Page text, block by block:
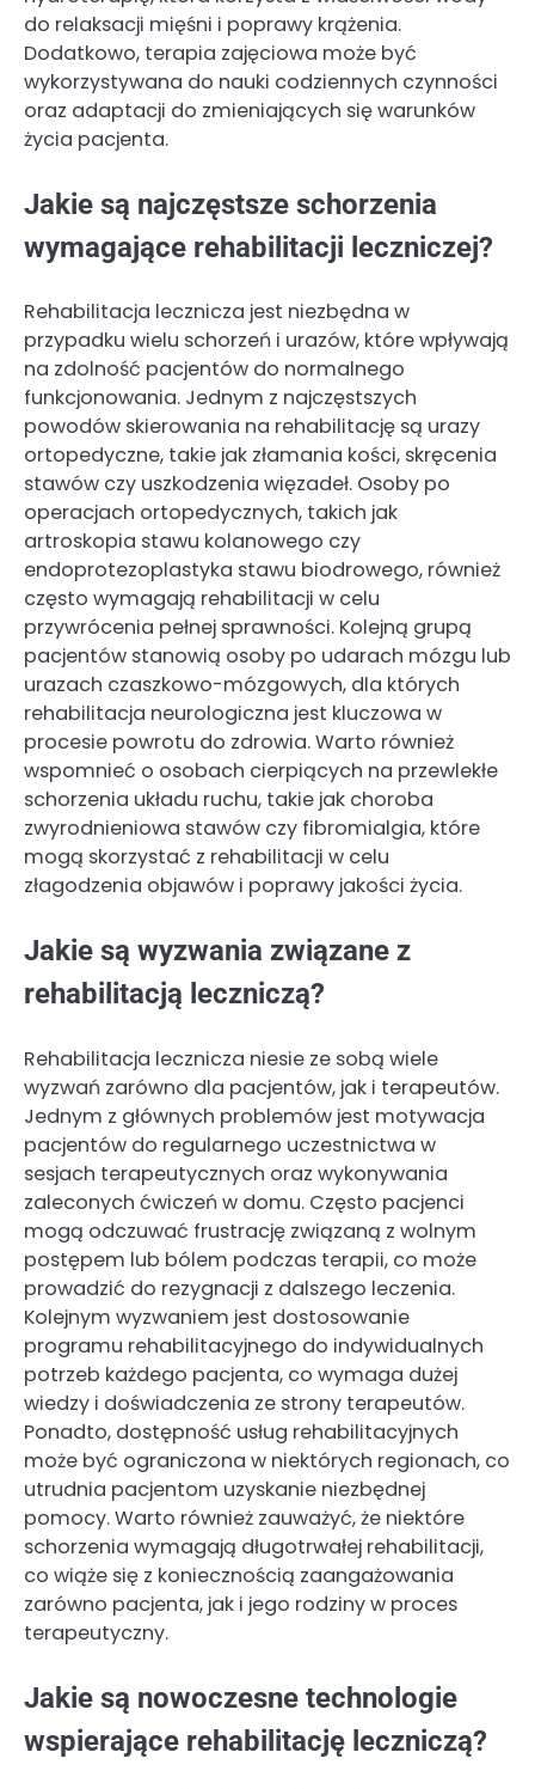
do relaksacji mięśni i poprawy krążenia.
Dodatkowo, terapia zajęciowa może być
wykorzystywana do nauki codziennych czynności
oraz adaptacji do zmieniających się warunków
życia pacjenta.
Jakie są najczęstsze schorzenia
wymagające rehabilitacji leczniczej?
Rehabilitacja lecznicza jest niezbędna w
przypadku wielu schorzeń i urazów, które wpływają
na zdolność pacjentów do normalnego
funkcjonowania. Jednym z najczęstszych
powodów skierowania na rehabilitację są urazy
ortopedyczne, takie jak złamania kości, skręcenia
stawów czy uszkodzenia więzadeł. Osoby po
operacjach ortopedycznych, takich jak
artroskopia stawu kolanowego czy
endoprotezoplastyka stawu biodrowego, również
często wymagają rehabilitacji w celu
przywrócenia pełnej sprawności. Kolejną grupą
pacjentów stanowią osoby po udarach mózgu lub
urazach czaszkowo-mózgowych, dla których
rehabilitacja neurologiczna jest kluczowa w
procesie powrotu do zdrowia. Warto również
wspomnieć o osobach cierpiących na przewlekłe
schorzenia układu ruchu, takie jak choroba
zwyrodnieniowa stawów czy fibromialgia, które
mogą skorzystać z rehabilitacji w celu
złagodzenia objawów i poprawy jakości życia.
Jakie są wyzwania związane z
rehabilitacją leczniczą?
Rehabilitacja lecznicza niesie ze sobą wiele
wyzwań zarówno dla pacjentów, jak i terapeutów.
Jednym z głównych problemów jest motywacja
pacjentów do regularnego uczestnictwa w
sesjach terapeutycznych oraz wykonywania
zaleconych ćwiczeń w domu. Często pacjenci
mogą odczuwać frustrację związaną z wolnym
postępem lub bólem podczas terapii, co może
prowadzić do rezygnacji z dalszego leczenia.
Kolejnym wyzwaniem jest dostosowanie
programu rehabilitacyjnego do indywidualnych
potrzeb każdego pacjenta, co wymaga dużej
wiedzy i doświadczenia ze strony terapeutów.
Ponadto, dostępność usług rehabilitacyjnych
może być ograniczona w niektórych regionach, co
utrudnia pacjentom uzyskanie niezbędnej
pomocy. Warto również zauważyć, że niektóre
schorzenia wymagają długotrwałej rehabilitacji,
co wiąże się z koniecznością zaangażowania
zarówno pacjenta, jak i jego rodziny w proces
terapeutyczny.
Jakie są nowoczesne technologie
wspierające rehabilitację leczniczą?